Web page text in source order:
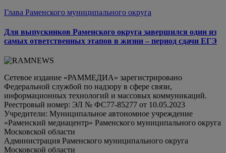
Глава Раменского муниципального округа
Для выпускников Раменского округа завершился один из
самых ответственных этапов в жизни – период сдачи ЕГЭ
Сетевое издание «РАММЕДИА» зарегистрировано
Федеральной службой по надзору в сфере связи,
информационных технологий и массовых коммуникаций.
Реестровый номер: ЭЛ № ФС77-85277 от 10.05.2023
Учредители: Муниципальное автономное учреждение
«Раменский медиацентр» Раменского муниципального округа
Московской области
Администрация Раменского муниципального округа
Московской области